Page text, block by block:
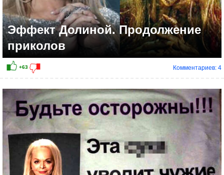
Эффект Долиной. Продолжение
приколов
Комментариев: 4